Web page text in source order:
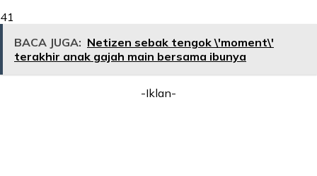
41
BACA JUGA: Netizen sebak tengok \'moment\'
terakhir anak gajah main bersama ibunya
-Iklan-